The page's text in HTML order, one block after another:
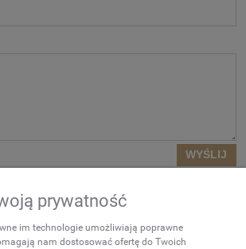
WYŚLIJ
mail, jeżeli
prywatność
im technologie umożliwiają poprawne
nam dostosować ofertę do Twoich